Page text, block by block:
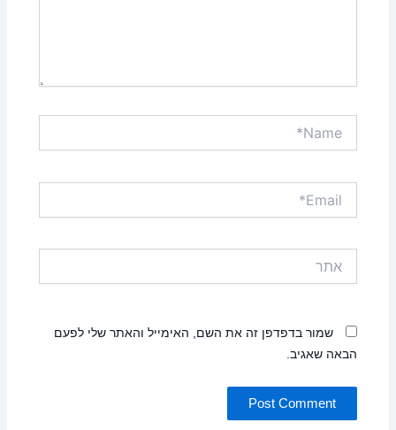
שמור בדפדפן זה את השם, האימייל והאתר שלי לפעם
הבאה שאגיב.